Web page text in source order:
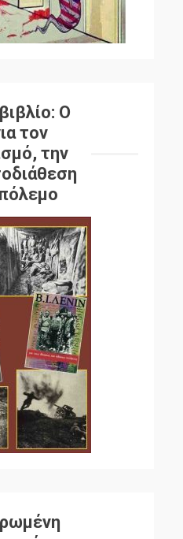
Ο
τον
την